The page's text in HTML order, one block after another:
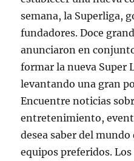
semana, la Superliga,
fundadores. Doce
anunciaron en
formar la nueva Super
levantando una gran
Encuentre noticias
entretenimiento,
desea saber del
equipos preferidos.